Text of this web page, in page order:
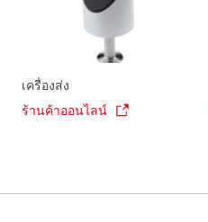
เครื่องส่ง
ร้านค้าออนไลน์